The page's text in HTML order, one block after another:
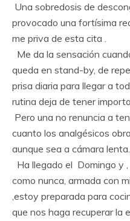
Una sobredosis de
provocado una fortísima
me priva de esta cita .
Me da la sensación
queda en stand-by, de
prisa diaria para llegar a
rutina deja de tener
Pero una no renuncia a
cuanto los analgésicos
aunque sea a cámara lenta.
Ha llegado el Domingo y
como nunca, armada con
,estoy preparada para
que nos haga recuperar la